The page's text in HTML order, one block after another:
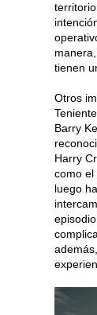
tienen
Otros
Barry
Harry
como el
luego